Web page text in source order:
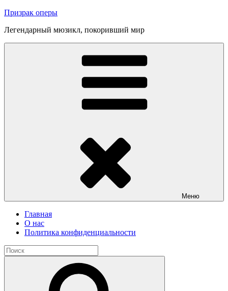
Перейти
содержимому
Призрак оперы
Легендарный мюзикл, покоривший мир
Меню
Главная
О нас
Политика конфиденциальности
Найти: